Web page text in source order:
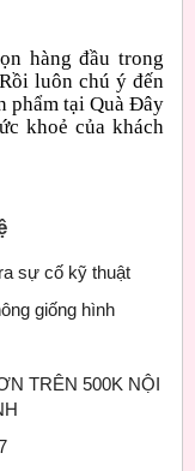
hàng đầu trong
luôn chú ý đến
phẩm tại Quà Đây
khoẻ của khách
sự cố kỹ thuật
giống hình
TRÊN 500K NỘI